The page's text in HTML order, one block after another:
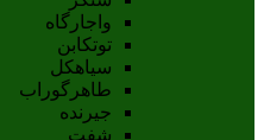
واجارگاه
توتکابن
سیاهکل
طاهرگوراب
جیرنده
شفت